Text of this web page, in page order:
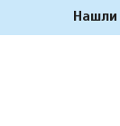
Нашли